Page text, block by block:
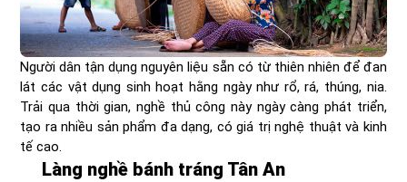
Người dân tận dụng nguyên liệu sẵn có từ thiên nhiên để đan
lát các vật dụng sinh hoạt hằng ngày như rổ, rá, thúng, nia.
Trải qua thời gian, nghề thủ công này ngày càng phát triển,
tạo ra nhiều sản phẩm đa dạng, có giá trị nghệ thuật và kinh
tế cao.
Làng nghề bánh tráng Tân An